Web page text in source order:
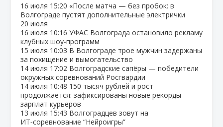
16 июля 15:20 «После матча — без пробок: в
Волгограде пустят дополнительные электрички
20 июля
16 июля 10:16 УФАС Волгограда остановило рекламу
клубных шоу‑программ
15 июля 10:03 В Волгограде трое мужчин задержаны
за похищение и вымогательство
14 июля 17:02 Волгоградские сапёры — победители
окружных соревнований Росгвардии
14 июля 10:48 150 тысяч рублей и рост
продолжается: зафиксированы новые рекорды
зарплат курьеров
13 июля 15:43 Волгоградцев зовут на
ИТ‑соревнование “Нейроигры”